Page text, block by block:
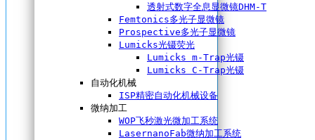
透射式数字全息显微镜DHM-T
Femtonics多光子显微镜
Prospective多光子显微镜
Lumicks光镊荧光
Lumicks m-Trap光镊
Lumicks C-Trap光镊
自动化机械
ISP精密自动化机械设备
微纳加工
WOP飞秒激光微加工系统
LasernanoFab微纳加工系统